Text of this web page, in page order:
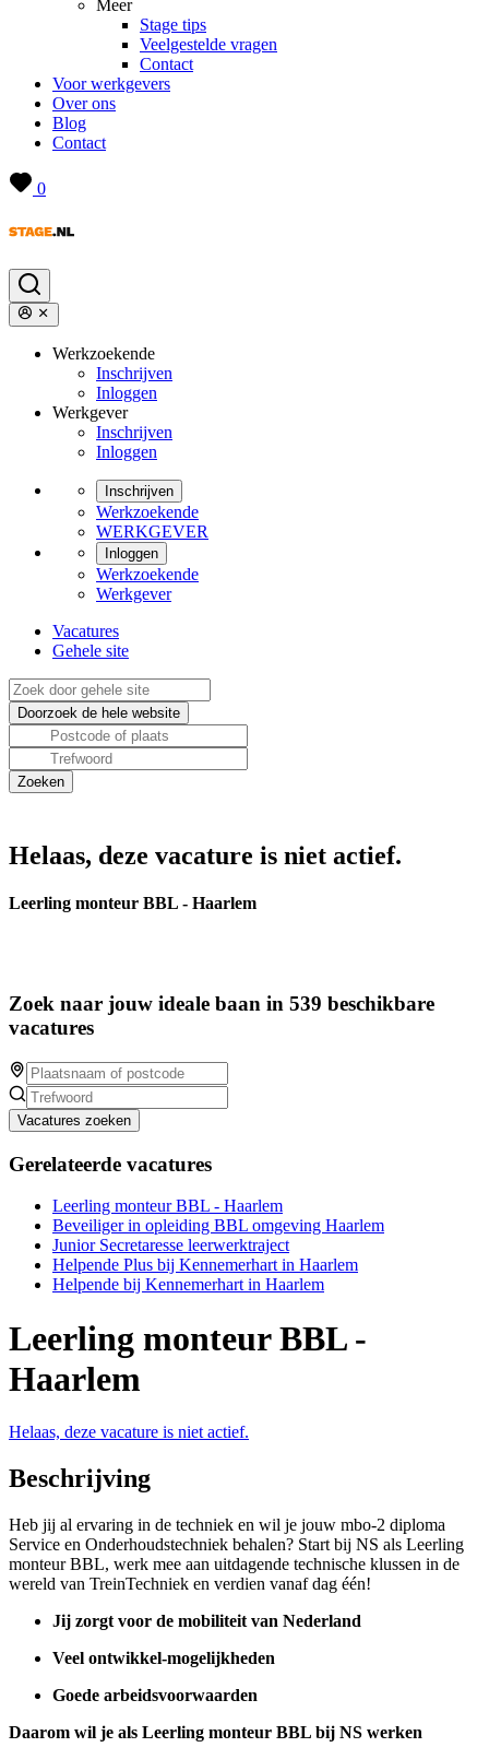
Meer
Stage tips
Veelgestelde vragen
Contact
Voor werkgevers
Over ons
Blog
Contact
0
Werkzoekende
Inschrijven
Inloggen
Werkgever
Inschrijven
Inloggen
Inschrijven
Werkzoekende
WERKGEVER
Inloggen
Werkzoekende
Werkgever
Vacatures
Gehele site
Helaas, deze vacature is niet actief.
Leerling monteur BBL - Haarlem
Zoek naar jouw ideale baan in 539 beschikbare
vacatures
Vacatures zoeken
Gerelateerde vacatures
Leerling monteur BBL - Haarlem
Beveiliger in opleiding BBL omgeving Haarlem
Junior Secretaresse leerwerktraject
Helpende Plus bij Kennemerhart in Haarlem
Helpende bij Kennemerhart in Haarlem
Leerling monteur BBL -
Haarlem
Helaas, deze vacature is niet actief.
Beschrijving
Heb jij al ervaring in de techniek en wil je jouw mbo-2 diploma
Service en Onderhoudstechniek behalen? Start bij NS als Leerling
monteur BBL, werk mee aan uitdagende technische klussen in de
wereld van TreinTechniek en verdien vanaf dag één!
Jij zorgt voor de mobiliteit van Nederland
Veel ontwikkel-mogelijkheden
Goede arbeidsvoorwaarden
Daarom wil je als Leerling monteur BBL bij NS werken